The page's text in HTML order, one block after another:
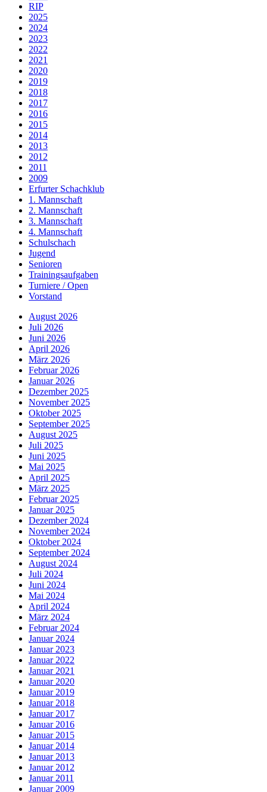
RIP
2025
2024
2023
2022
2021
2020
2019
2018
2017
2016
2015
2014
2013
2012
2011
2009
Erfurter Schachklub
1. Mannschaft
2. Mannschaft
3. Mannschaft
4. Mannschaft
Schulschach
Jugend
Senioren
Trainingsaufgaben
Turniere / Open
Vorstand
August 2026
Juli 2026
Juni 2026
April 2026
März 2026
Februar 2026
Januar 2026
Dezember 2025
November 2025
Oktober 2025
September 2025
August 2025
Juli 2025
Juni 2025
Mai 2025
April 2025
März 2025
Februar 2025
Januar 2025
Dezember 2024
November 2024
Oktober 2024
September 2024
August 2024
Juli 2024
Juni 2024
Mai 2024
April 2024
März 2024
Februar 2024
Januar 2024
Januar 2023
Januar 2022
Januar 2021
Januar 2020
Januar 2019
Januar 2018
Januar 2017
Januar 2016
Januar 2015
Januar 2014
Januar 2013
Januar 2012
Januar 2011
Januar 2009